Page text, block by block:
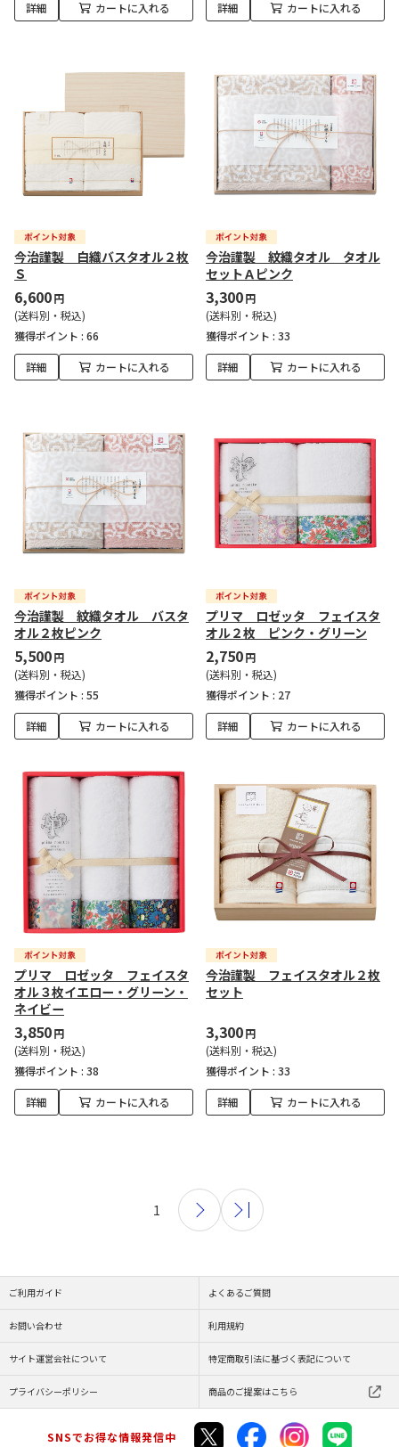
詳細 カートに入れる 詳細 カートに入れる
今治謹製 白織バスタオル２枚
Ｓ
6,600円
(送料別・税込)
獲得ポイント : 66
詳細 カートに入れる
今治謹製 紋織タオル タオル
セットＡピンク
3,300円
(送料別・税込)
獲得ポイント : 33
詳細 カートに入れる
今治謹製 紋織タオル バスタ
オル２枚ピンク
5,500円
(送料別・税込)
獲得ポイント : 55
詳細 カートに入れる
プリマ ロゼッタ フェイスタ
オル２枚 ピンク・グリーン
2,750円
(送料別・税込)
獲得ポイント : 27
詳細 カートに入れる
プリマ ロゼッタ フェイスタ
オル３枚イエロー・グリーン・
ネイビー
3,850円
(送料別・税込)
獲得ポイント : 38
詳細 カートに入れる
今治謹製 フェイスタオル２枚
セット
3,300円
(送料別・税込)
獲得ポイント : 33
詳細 カートに入れる
1
ご利用ガイド よくあるご質問
お問い合わせ 利用規約
サイト運営会社について 特定商取引法に基づく表記について
プライバシーポリシー 商品のご提案はこちら
SNSでお得な情報発信中